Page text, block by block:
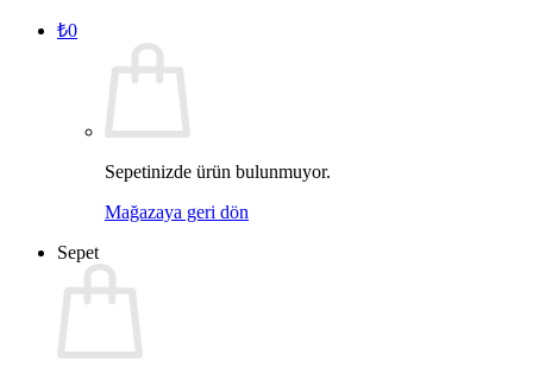
₺0
Sepetinizde ürün bulunmuyor.
Mağazaya geri dön
Sepet